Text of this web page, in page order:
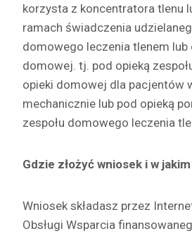
korzysta z koncentratora tlenu
ramach świadczenia
domowego leczenia tlenem
domowej. tj. pod opieką
opieki domowej dla pacjentów
mechanicznie lub pod opieką
zespołu domowego leczenia
Gdzie złożyć wniosek i w
Wniosek składasz przez
Obsługi Wsparcia